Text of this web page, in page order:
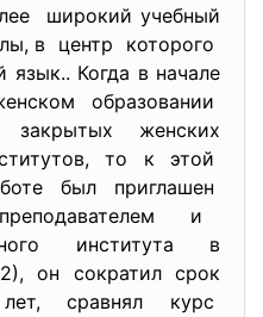
широкий учебный
в центр которого
Когда в начале
образовании
женских
то к этой
был приглашен
и
института в
он сократил срок
сравнял курс